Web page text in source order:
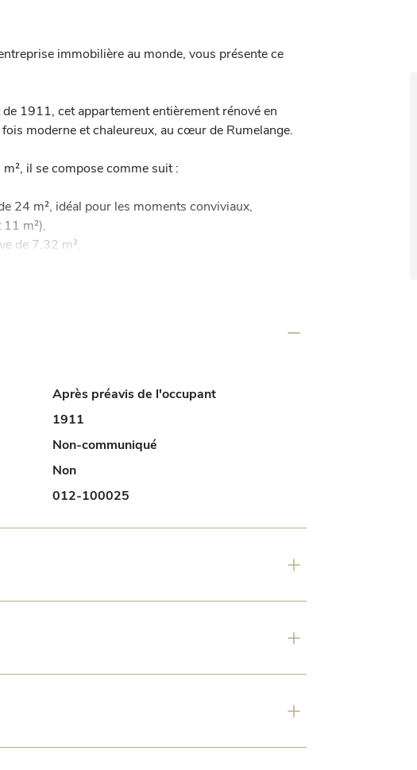
immobilière au monde, vous présente ce
1911, cet appartement entièrement rénové en
moderne et chaleureux, au cœur de Rumelange.
il se compose comme suit :
24 m², idéal pour les moments conviviaux,
m²),
de 7,32 m².
d'un chauffage au gaz et bénéficie d'une bonne
: environ 200 €/mois pour l'appartement et
privé, le stationnement gratuit est facilement
une visite !
Après préavis de l'occupant
1911
Non-communiqué
Non
012-100025